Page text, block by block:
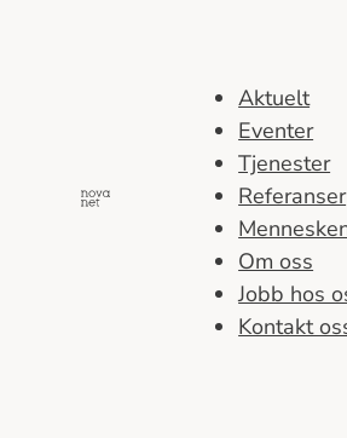
Aktuelt
Eventer
Tjenester
Referanser
Om oss
Jobb hos
Kontakt